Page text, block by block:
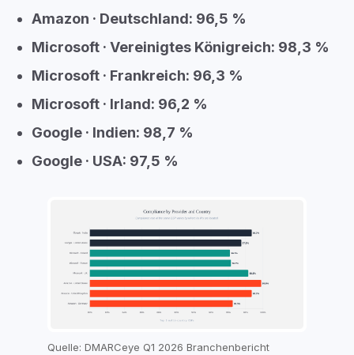
Amazon · Deutschland: 96,5 %
Microsoft · Vereinigtes Königreich: 98,3 %
Microsoft · Frankreich: 96,3 %
Microsoft · Irland: 96,2 %
Google · Indien: 98,7 %
Google · USA: 97,5 %
Quelle: DMARCeye Q1 2026 Branchenbericht